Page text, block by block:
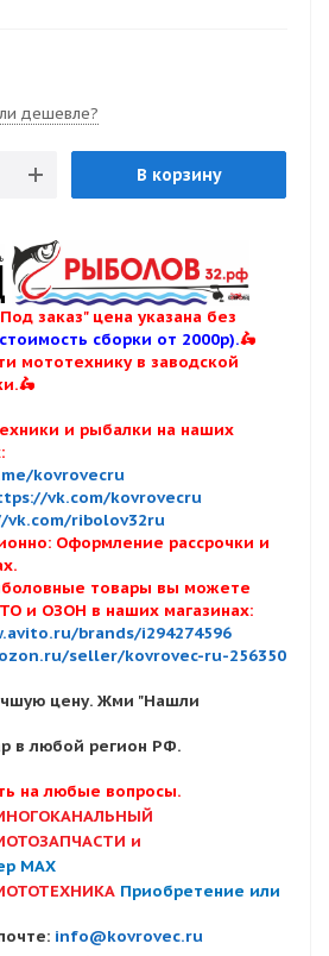
дешевле?
В корзину
заказ" цена указана без
сборки от 2000р).🛵
мототехнику в заводской
и рыбалки на наших
kovrovecru
vk.com/kovrovecru
ribolov32ru
Оформление рассрочки и
товары вы можете
и ОЗОН в наших магазинах:
brands/i294274596
seller/kovrovec-ru-256350
цену. Жми "Нашли
в любой регион РФ.
на любые вопросы.
и
MAX
Приобретение или
info@kovrovec.ru